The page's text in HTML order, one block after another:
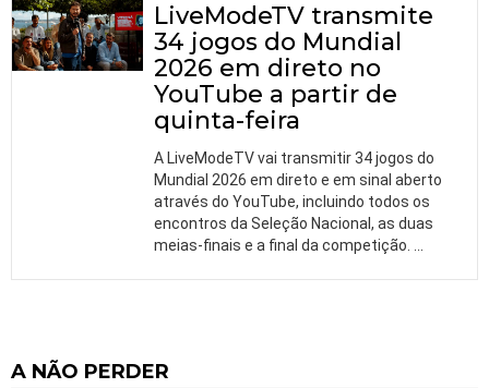
LiveModeTV transmite
34 jogos do Mundial
2026 em direto no
YouTube a partir de
quinta-feira
A LiveModeTV vai transmitir 34 jogos do
Mundial 2026 em direto e em sinal aberto
através do YouTube, incluindo todos os
encontros da Seleção Nacional, as duas
meias-finais e a final da competição.
A NÃO PERDER